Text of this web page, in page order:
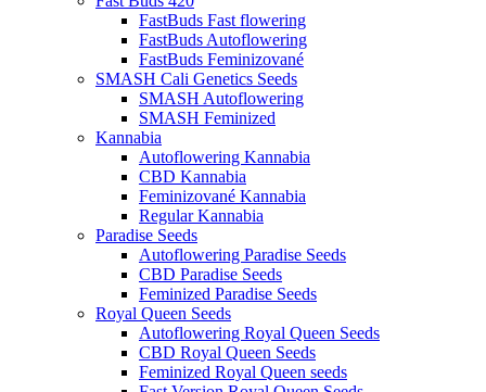
FastBuds Fast flowering
FastBuds Autoflowering
FastBuds Feminizované
SMASH Cali Genetics Seeds
SMASH Autoflowering
SMASH Feminized
Kannabia
Autoflowering Kannabia
CBD Kannabia
Feminizované Kannabia
Regular Kannabia
Paradise Seeds
Autoflowering Paradise Seeds
CBD Paradise Seeds
Feminized Paradise Seeds
Royal Queen Seeds
Autoflowering Royal Queen Seeds
CBD Royal Queen Seeds
Feminized Royal Queen seeds